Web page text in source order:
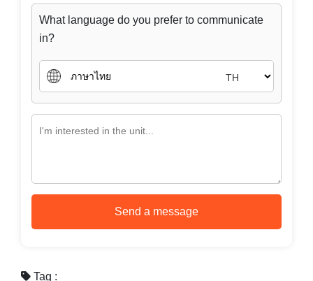
What language do you prefer to communicate
in?
TH
Send a message
Tag :